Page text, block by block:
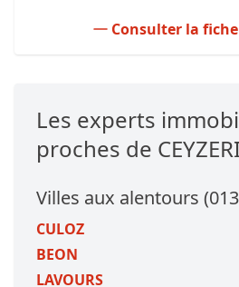
Consulter la
Les experts
proches de
Villes aux alentours
CULOZ
BEON
LAVOURS